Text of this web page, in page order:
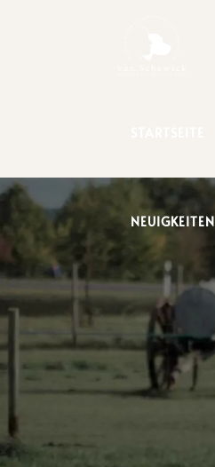
NEU­IG­KEI­TEN